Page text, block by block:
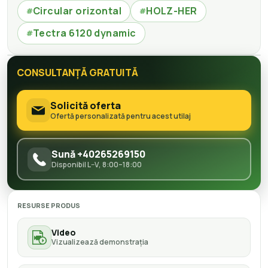
#Circular orizontal #HOLZ-HER
#Tectra 6120 dynamic
CONSULTANȚĂ GRATUITĂ
Solicită oferta
Ofertă personalizată pentru acest utilaj
Sună +40265269150
Disponibil L–V, 8:00–18:00
RESURSE PRODUS
Video
Vizualizează demonstrația